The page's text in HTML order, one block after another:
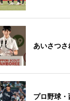
あいさつさ
プロ野球